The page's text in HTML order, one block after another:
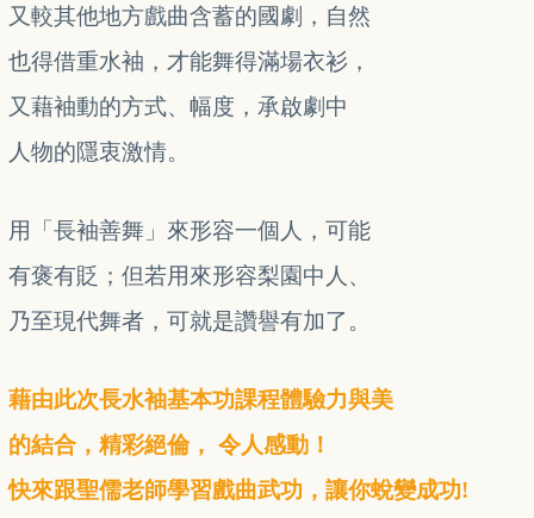
又較其他地方戲曲含蓄的國劇，自然
也得借重水袖，才能舞得滿場衣衫，
又藉袖動的方式、幅度，承啟劇中
人物的隱衷激情。
用「長袖善舞」來形容一個人，可能
有褒有貶；但若用來形容梨園中人、
乃至現代舞者，可就是讚譽有加了。
藉由此次長水袖基本功課程體驗力與美
的結合 ，精彩絕倫， 令人感動！
快來跟聖儒老師學習戲曲武功，讓你蛻變成功!